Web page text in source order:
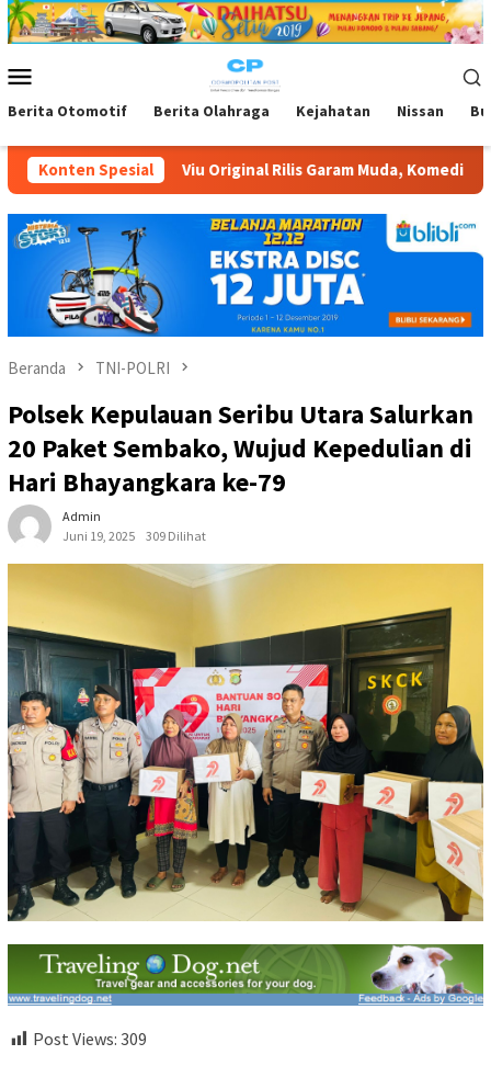
Loncat
ke
Mobile
Berita Otomotif Berita Olahraga Kejahatan Nissan
Konten Spesial
Rilis Garam Muda, Komedi Romantis Kisah Cinta Anak
Beranda TNI-POLRI
Polsek Kepulauan Seribu Utara Salurkan
20 Paket Sembako, Wujud Kepedulian di
Hari Bhayangkara ke-79
Admin
Juni 19, 2025
309 Dilihat
Post Views: 309